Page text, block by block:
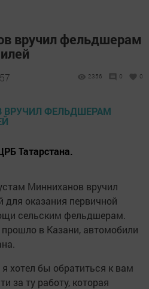
вручил фельдшерам
2356 0 0
Татарстана.
Минниханов вручил
для оказания первичной
сельским фельдшерам.
в Казани, автомобили
хотел бы обратиться к вам
за ту работу, которая